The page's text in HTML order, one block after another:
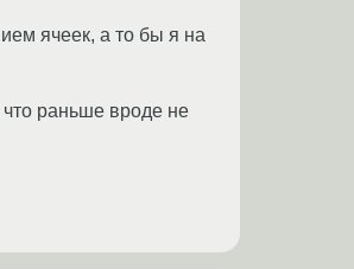
ячеек, а то бы я на
раньше вроде не